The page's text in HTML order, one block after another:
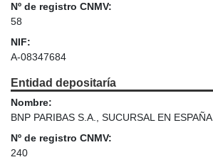
Nº de registro CNMV:
58
NIF:
A-08347684
Entidad depositaría
Nombre:
BNP PARIBAS S.A., SUCURSAL EN ESPAÑA
Nº de registro CNMV:
240